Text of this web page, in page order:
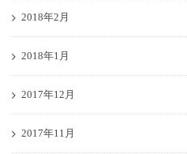
2018年2月
2018年1月
2017年12月
2017年11月